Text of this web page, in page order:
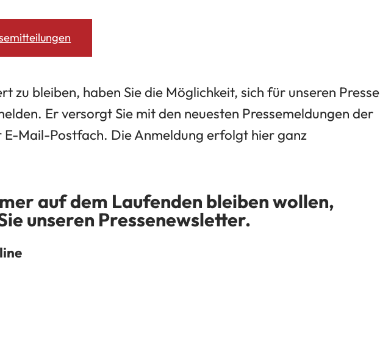
zu bleiben, haben Sie die Möglichkeit, sich für unseren Presse
Er versorgt Sie mit den neuesten Pressemeldungen der
E-Mail-Postfach. Die Anmeldung erfolgt hier ganz
auf dem Laufenden bleiben wollen,
unseren Pressenewsletter.